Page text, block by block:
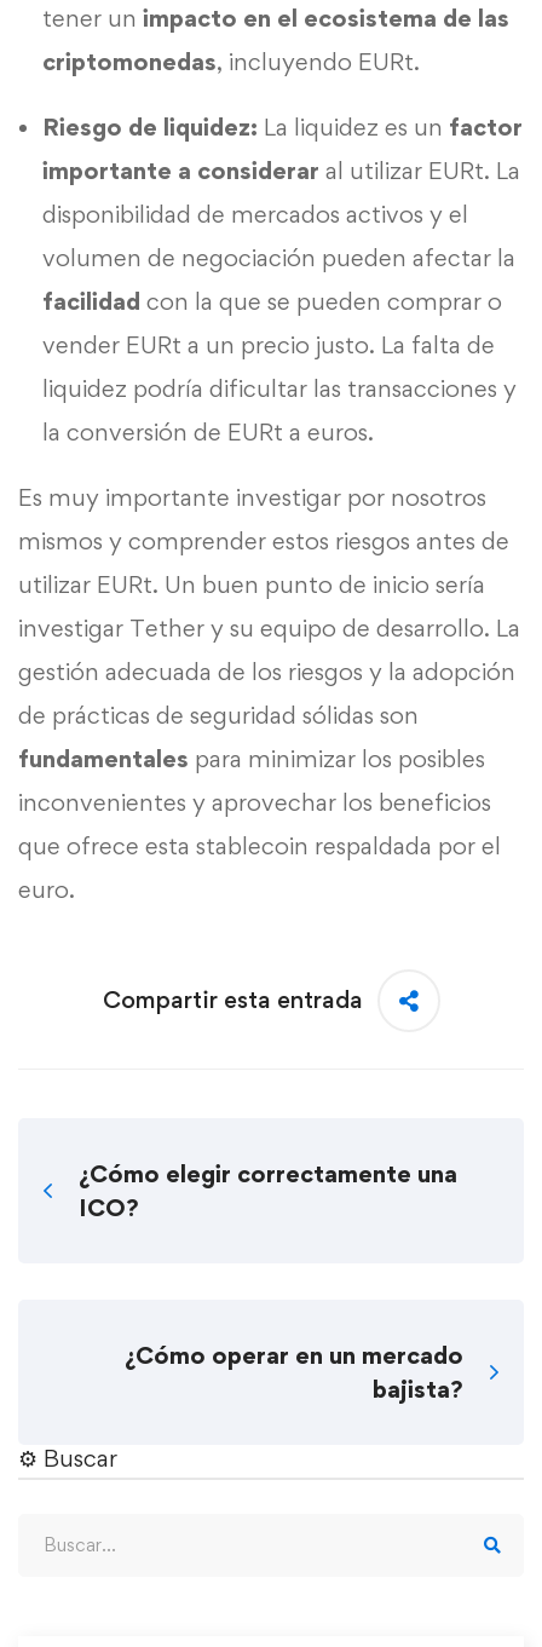
tener un impacto en el ecosistema de las
criptomonedas, incluyendo EURt.
Riesgo de liquidez: La liquidez es un factor
importante a considerar al utilizar EURt. La
disponibilidad de mercados activos y el
volumen de negociación pueden afectar la
facilidad con la que se pueden comprar o
vender EURt a un precio justo. La falta de
liquidez podría dificultar las transacciones y
la conversión de EURt a euros.
Es muy importante investigar por nosotros
mismos y comprender estos riesgos antes de
utilizar EURt. Un buen punto de inicio sería
investigar Tether y su equipo de desarrollo. La
gestión adecuada de los riesgos y la adopción
de prácticas de seguridad sólidas son
fundamentales para minimizar los posibles
inconvenientes y aprovechar los beneficios
que ofrece esta stablecoin respaldada por el
euro.
Compartir esta entrada
¿Cómo elegir correctamente una
ICO?
¿Cómo operar en un mercado
bajista?
⚙︎ Buscar